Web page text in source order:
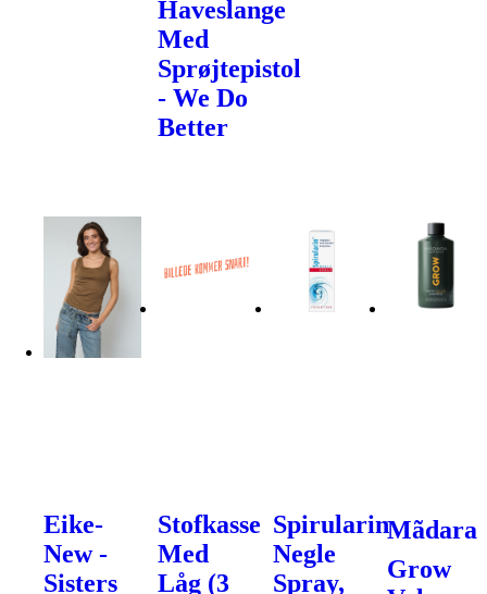
Haveslange
Med
Sprøjtepistol
- We Do
Better
Eike-
New -
Sisters
Stofkasse
Med
Låg (3
Spirularin
Negle
Spray,
Mãdara
Grow